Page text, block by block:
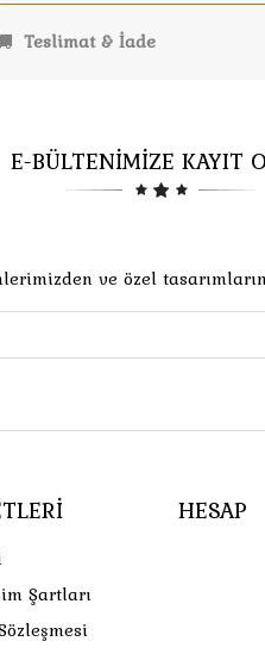
Teslimat & İade
E-BÜLTENİMİZE KAYIT
ve özel
Şartları
HESAP